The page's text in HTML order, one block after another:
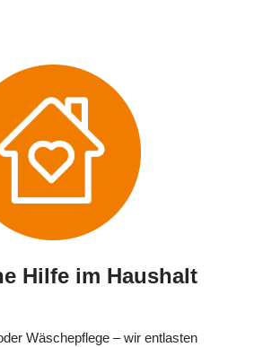
Hilfe im Haushalt
Wäschepflege – wir entlasten